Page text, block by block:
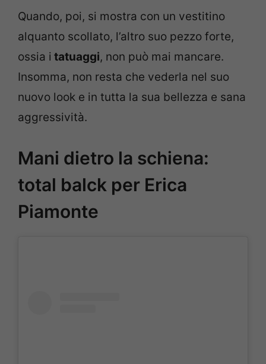
Quando, poi, si mostra con un vestitino
alquanto scollato, l’altro suo pezzo forte,
ossia i tatuaggi, non può mai mancare.
Insomma, non resta che vederla nel suo
nuovo look e in tutta la sua bellezza e sana
aggressività.
Mani dietro la schiena:
total balck per Erica
Piamonte